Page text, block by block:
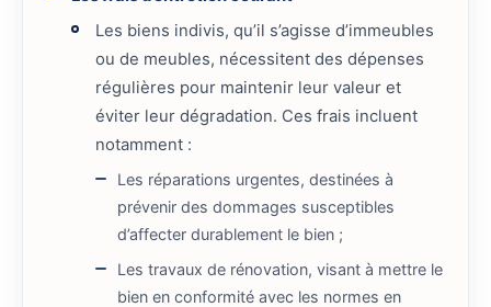
Les biens indivis, qu’il s’agisse d’immeubles
ou de meubles, nécessitent des dépenses
régulières pour maintenir leur valeur et
éviter leur dégradation. Ces frais incluent
notamment :
Les réparations urgentes, destinées à
prévenir des dommages susceptibles
d’affecter durablement le bien ;
Les travaux de rénovation, visant à mettre le
bien en conformité avec les normes en